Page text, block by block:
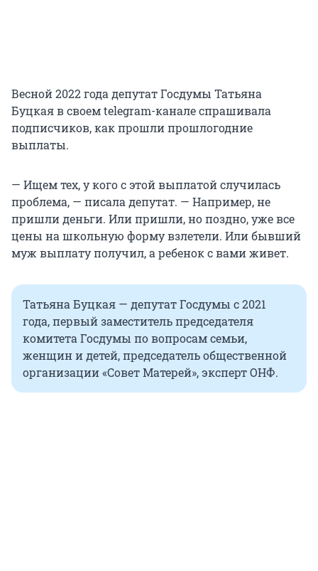
Весной 2022 года депутат Госдумы Татьяна
Буцкая в своем telegram-канале спрашивала
подписчиков, как прошли прошлогодние
выплаты.
— Ищем тех, у кого с этой выплатой случилась
проблема, — писала депутат. — Например, не
пришли деньги. Или пришли, но поздно, уже все
цены на школьную форму взлетели. Или бывший
муж выплату получил, а ребенок с вами живет.
Татьяна Буцкая — депутат Госдумы с 2021
года, первый заместитель председателя
комитета Госдумы по вопросам семьи,
женщин и детей, председатель общественной
организации «Совет Матерей», эксперт ОНФ.